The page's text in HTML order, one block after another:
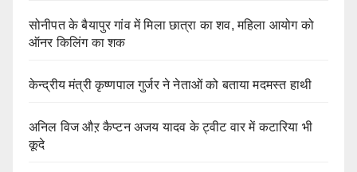
सोनीपत के बैयापुर गांव में मिला छात्रा का शव, महिला आयोग को
ऑनर किलिंग का शक
केन्द्रीय मंत्री कृष्णपाल गुर्जर ने नेताओं को बताया मदमस्त हाथी
अनिल विज औऱ कैप्टन अजय यादव के ट्वीट वार में कटारिया भी
कूदे